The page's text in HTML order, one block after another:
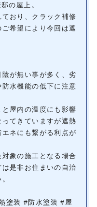
の屋上。
おり、クラック補修
希望により今回は遮
が無い事が多く、劣
水機能の低下に注意
屋内の温度にも影響
てきていますが遮熱
ネにも繋がる利点が
象の施工となる場合
是非お住まいの自治
塗装 #防水塗装 #屋